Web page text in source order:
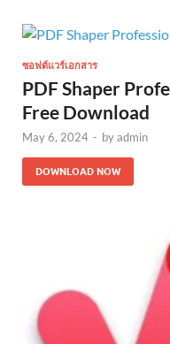
ซอฟต์แวร์เอกสาร
PDF Shaper
Free Download
May 6, 2024 - byadmin
DOWNLOAD NOW